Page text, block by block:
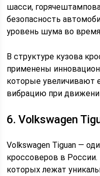
шасси,
безопасность
уровень шума во
В структуре кузова
применены
которые увеличивают
вибрацию при
6. Volkswagen
Volkswagen Tiguan —
кроссоверов в
которых лежат